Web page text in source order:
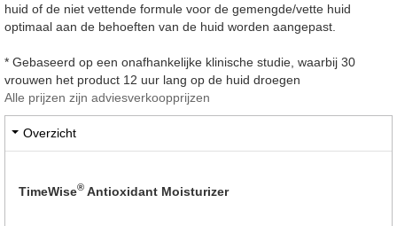
huid of de niet vettende formule voor de gemengde/vette huid
optimaal aan de behoeften van de huid worden aangepast.
* Gebaseerd op een onafhankelijke klinische studie, waarbij 30
vrouwen het product 12 uur lang op de huid droegen
Alle prijzen zijn adviesverkoopprijzen
Overzicht
TimeWise® Antioxidant Moisturizer